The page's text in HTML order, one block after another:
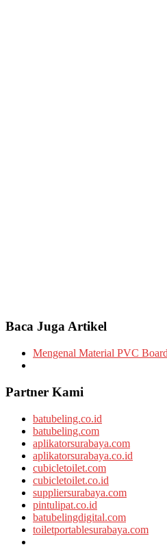
Baca Juga Artikel
Mengenal Material PVC
Partner Kami
batubeling.co.id
batubeling.com
aplikatorsurabaya.com
aplikatorsurabaya.co.id
cubicletoilet.com
cubicletoilet.co.id
suppliersurabaya.com
pintulipat.co.id
batubelingdigital.com
toiletportablesurabaya.com